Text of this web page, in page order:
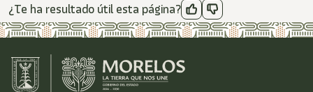
¿Te ha resultado útil esta página?